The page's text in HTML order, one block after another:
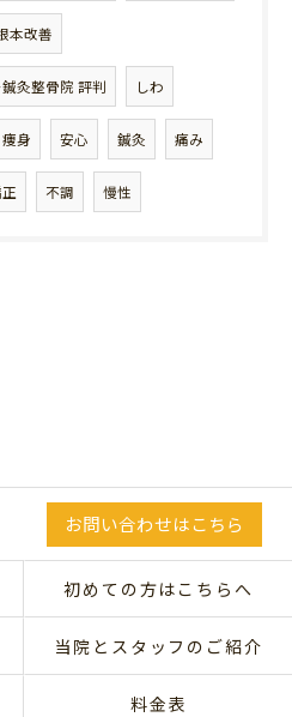
本改善
灸整骨院 評判 しわ
痩身 安心 鍼灸 痛み
不調 慢性
お問い合わせはこちら
初めての方はこちらへ
当院とスタッフのご紹介
料金表